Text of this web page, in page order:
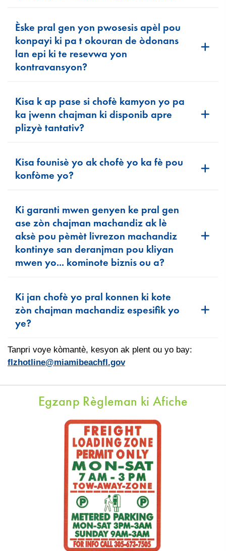
Èske pral gen yon pwosesis apèl pou
konpayi ki pa t okouran de òdonans
lan epi ki te resevwa yon
kontravansyon?
Kisa k ap pase si chofè kamyon yo pa
ka jwenn chajman ki disponib apre
plizyè tantativ?
Kisa founisè yo ak chofè yo ka fè pou
konfòme yo?
Ki garanti mwen genyen ke pral gen
ase zòn chajman machandiz ak lè
aksè pou pèmèt livrezon machandiz
kontinye san deranjman pou kliyan
mwen yo... kominote biznis ou a?
Ki jan chofè yo pral konnen ki kote
zòn chajman machandiz espesifik yo
ye?
Tanpri voye kòmantè, kesyon ak plent ou yo bay:
flzhotline@miamibeachfl.gov
Egzanp Règleman ki Afiche